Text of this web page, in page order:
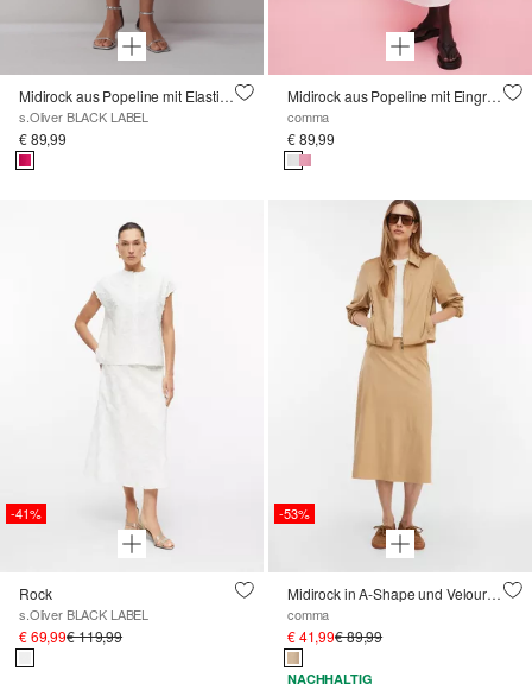
Midirock aus Popeline mit Elastikbund und Eingrifftaschen
s.Oliver BLACK LABEL
€ 89,99
Midirock aus Popeline mit Eingrifftaschen
comma
€ 89,99
-41%
Rock
s.Oliver BLACK LABEL
€ 69,99€ 119,99
-53%
Midirock in A-Shape und Veloursleder-Optik
comma
€ 41,99€ 89,99
NACHHALTIG